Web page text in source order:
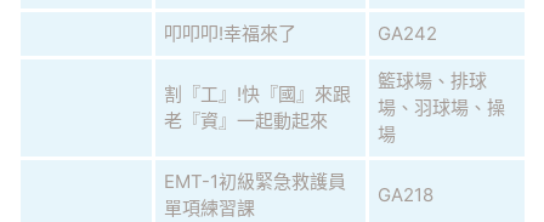
叩叩叩!幸福來了 GA242
割『工』!快『國』來跟
老『資』一起動起來
籃球場、排球
場、羽球場、操
場
EMT-1初級緊急救護員
單項練習課
GA218